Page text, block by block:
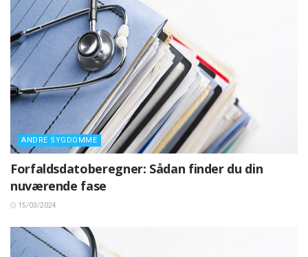
ANDRE SYGDOMME
Forfaldsdatoberegner: Sådan finder du din
nuværende fase
15/03/2024